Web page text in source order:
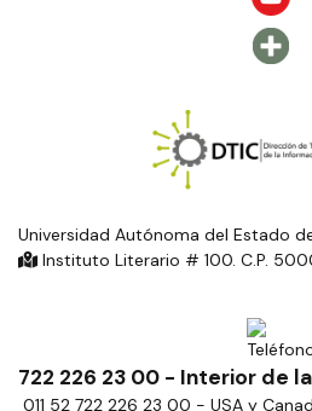
Universidad Autónoma del Estado
Instituto Literario # 100. C.P.
722 226 23 00 - Interior de
011 52 722 226 23 00 - USA y